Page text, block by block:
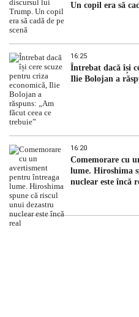
Un copil era să
16:25
Întrebat dacă își
Ilie Bolojan a
16:20
Comemorare cu
lume. Hiroshima
nuclear este încă